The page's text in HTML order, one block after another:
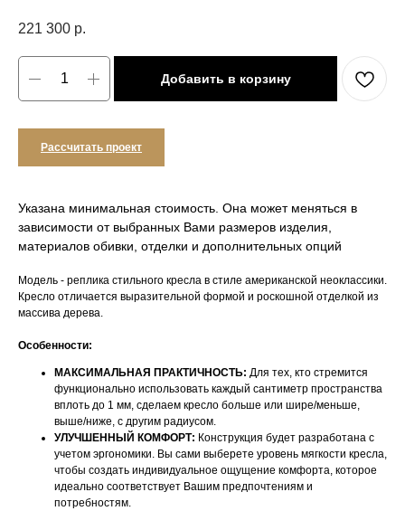
221 300 р.
Добавить в корзину
Рассчитать проект
Указана минимальная стоимость. Она может меняться в
зависимости от выбранных Вами размеров изделия,
материалов обивки, отделки и дополнительных опций
Модель - реплика стильного кресла в стиле американской неоклассики.
Кресло отличается выразительной формой и роскошной отделкой из
массива дерева.
Особенности:
МАКСИМАЛЬНАЯ ПРАКТИЧНОСТЬ: Для тех, кто стремится
функционально использовать каждый сантиметр пространства
вплоть до 1 мм, сделаем кресло больше или шире/меньше,
выше/ниже, с другим радиусом.
УЛУЧШЕННЫЙ КОМФОРТ: Конструкция будет разработана с
учетом эргономики. Вы сами выберете уровень мягкости кресла,
чтобы создать индивидуальное ощущение комфорта, которое
идеально соответствует Вашим предпочтениям и
потребностям.